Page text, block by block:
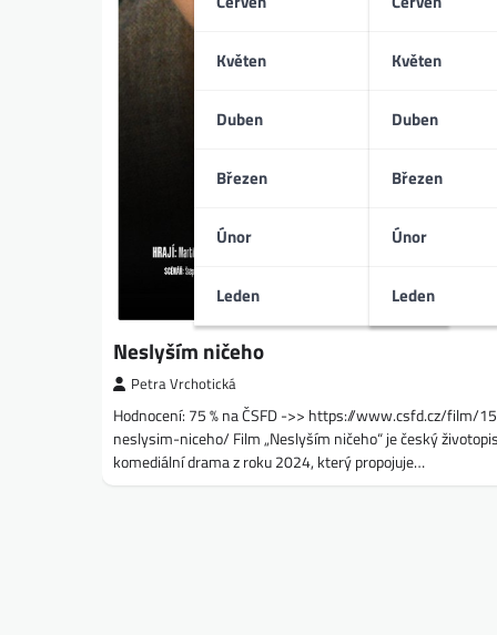
Květen
Duben
Březen
Únor
Leden
Květen
Duben
Březen
Únor
Leden
Neslyším ničeho
Petra Vrchotická
Hodnocení: 75 % na ČSFD ->> https://www.csfd.cz/film/
neslysim-niceho/ Film „Neslyším ničeho“ je český
komediální drama z roku 2024, který propojuje…